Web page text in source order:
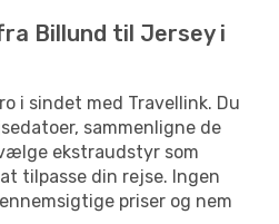
Billund til Jersey i
i sindet med Travellink. Du
sammenligne de
ekstraudstyr som
tilpasse din rejse. Ingen
priser og nem